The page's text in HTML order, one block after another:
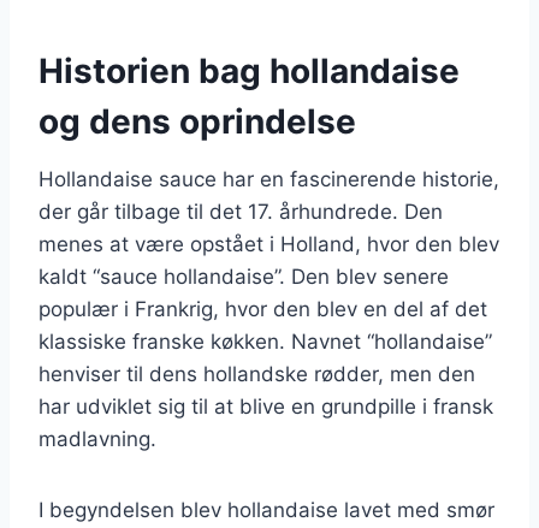
Historien bag hollandaise
og dens oprindelse
Hollandaise sauce har en fascinerende historie,
der går tilbage til det 17. århundrede. Den
menes at være opstået i Holland, hvor den blev
kaldt “sauce hollandaise”. Den blev senere
populær i Frankrig, hvor den blev en del af det
klassiske franske køkken. Navnet “hollandaise”
henviser til dens hollandske rødder, men den
har udviklet sig til at blive en grundpille i fransk
madlavning.
I begyndelsen blev hollandaise lavet med smør